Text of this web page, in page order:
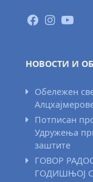
НОВОСТИ И
Обележен
Потписан
Удружења
заштите
ГОВОР
ГОДИШЊОЈ